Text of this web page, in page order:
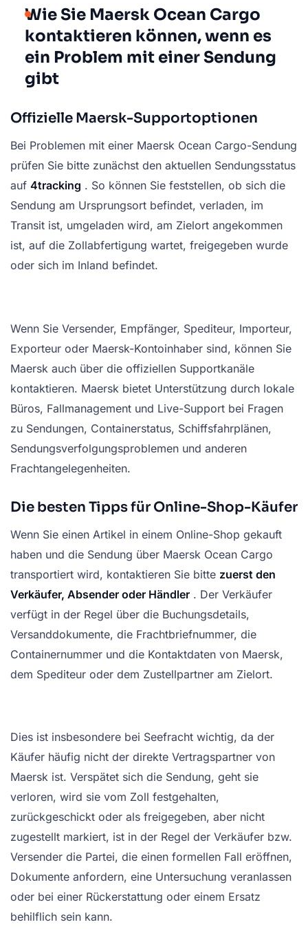
Wie Sie Maersk Ocean Cargo
kontaktieren können, wenn es
ein Problem mit einer Sendung
gibt
Offizielle Maersk-Supportoptionen
Bei Problemen mit einer Maersk Ocean Cargo-Sendung
prüfen Sie bitte zunächst den aktuellen Sendungsstatus
auf 4tracking . So können Sie feststellen, ob sich die
Sendung am Ursprungsort befindet, verladen, im
Transit ist, umgeladen wird, am Zielort angekommen
ist, auf die Zollabfertigung wartet, freigegeben wurde
oder sich im Inland befindet.
Wenn Sie Versender, Empfänger, Spediteur, Importeur,
Exporteur oder Maersk-Kontoinhaber sind, können Sie
Maersk auch über die offiziellen Supportkanäle
kontaktieren. Maersk bietet Unterstützung durch lokale
Büros, Fallmanagement und Live-Support bei Fragen
zu Sendungen, Containerstatus, Schiffsfahrplänen,
Sendungsverfolgungsproblemen und anderen
Frachtangelegenheiten.
Die besten Tipps für Online-Shop-Käufer
Wenn Sie einen Artikel in einem Online-Shop gekauft
haben und die Sendung über Maersk Ocean Cargo
transportiert wird, kontaktieren Sie bitte zuerst den
Verkäufer, Absender oder Händler . Der Verkäufer
verfügt in der Regel über die Buchungsdetails,
Versanddokumente, die Frachtbriefnummer, die
Containernummer und die Kontaktdaten von Maersk,
dem Spediteur oder dem Zustellpartner am Zielort.
Dies ist insbesondere bei Seefracht wichtig, da der
Käufer häufig nicht der direkte Vertragspartner von
Maersk ist. Verspätet sich die Sendung, geht sie
verloren, wird sie vom Zoll festgehalten,
zurückgeschickt oder als freigegeben, aber nicht
zugestellt markiert, ist in der Regel der Verkäufer bzw.
Versender die Partei, die einen formellen Fall eröffnen,
Dokumente anfordern, eine Untersuchung veranlassen
oder bei einer Rückerstattung oder einem Ersatz
behilflich sein kann.